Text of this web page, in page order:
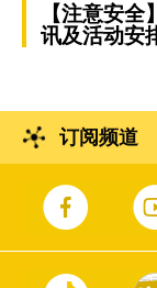
【注意安
讯及活动安
订阅频道